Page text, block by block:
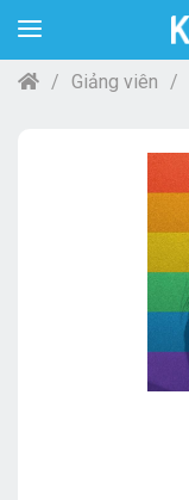
Giảng viên